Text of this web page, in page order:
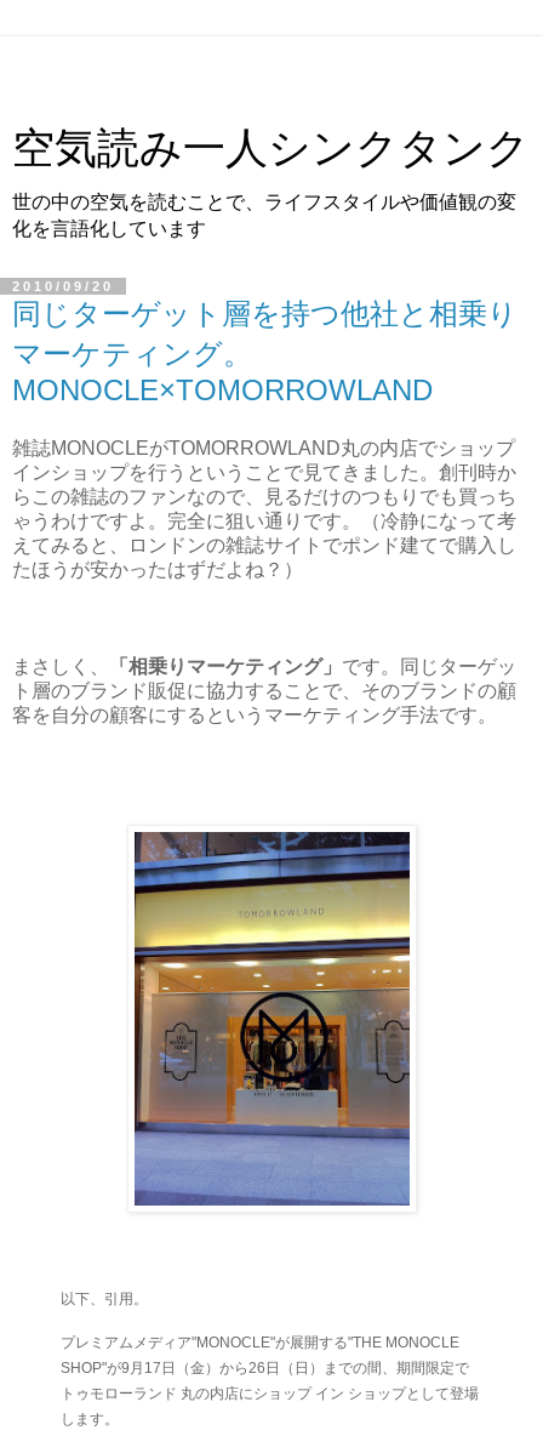
空気読み一人シンクタンク
世の中の空気を読むことで、ライフスタイルや価値観の変
化を言語化しています
2010/09/20
同じターゲット層を持つ他社と相乗り
マーケティング。
MONOCLE×TOMORROWLAND
雑誌MONOCLEがTOMORROWLAND丸の内店でショップ
インショップを行うということで見てきました。創刊時か
らこの雑誌のファンなので、見るだけのつもりでも買っち
ゃうわけですよ。完全に狙い通りです。（冷静になって考
えてみると、ロンドンの雑誌サイトでポンド建てで購入し
たほうが安かったはずだよね？）
まさしく、 「相乗りマーケティング」 です。
同じターゲッ
ト層のブランド販促に協力することで、そのブランドの顧
客を自分の顧客にするというマーケティング手法です。
以下、引用。
プレミアムメディア"MONOCLE"が展開する"THE MONOCLE
SHOP"が9月17日（金）から26日（日）までの間、期間限定で
トゥモローランド 丸の内店にショップ イン ショップとして登場
します。